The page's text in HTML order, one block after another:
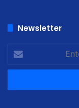
Newsletter
your
Email